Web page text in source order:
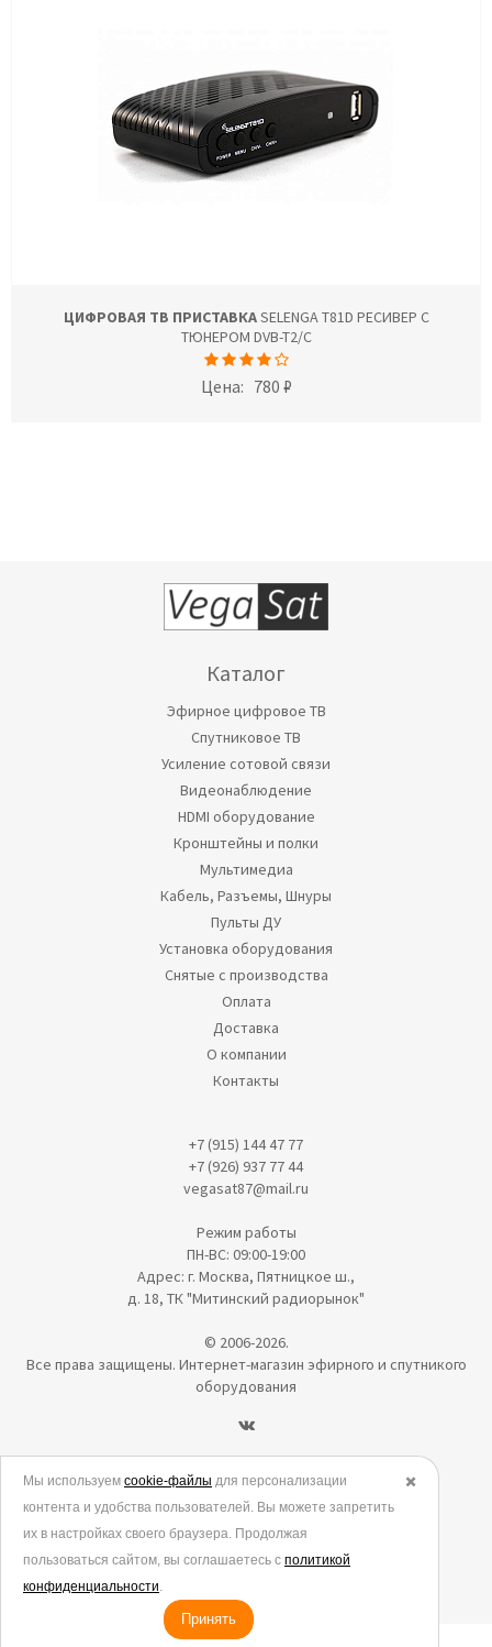
ЦИФРОВАЯ ТВ ПРИСТАВКАSELENGA T81D РЕСИВЕР С
ТЮНЕРОМ DVB-T2/C
Цена: 780 ₽
Каталог
Эфирное цифровое ТВ
Спутниковое ТВ
Усиление сотовой связи
Видеонаблюдение
HDMI оборудование
Кронштейны и полки
Мультимедиа
Кабель, Разъемы, Шнуры
Пульты ДУ
Установка оборудования
Снятые с производства
Оплата
Доставка
О компании
Контакты
+7 (915) 144 47 77
+7 (926) 937 77 44
vegasat87@mail.ru
Режим работы
ПН-ВС: 09:00-19:00
Адрес: г. Москва, Пятницкое ш.,
д. 18, ТК "Митинский радиорынок"
© 2006-2026.
Все права защищены. Интернет-магазин эфирного и спутникого
оборудования
Политика в отношении обработки персональных данных
Согласие на обработку персональных данных
Согласие на обработку данных метрическими программами
Политика использования cookies
✖️
Мы используем cookie-файлы для персонализации
контента и удобства пользователей. Вы можете запретить
их в настройках своего браузера. Продолжая
пользоваться сайтом, вы соглашаетесь с политикой
конфиденциальности.
Принять